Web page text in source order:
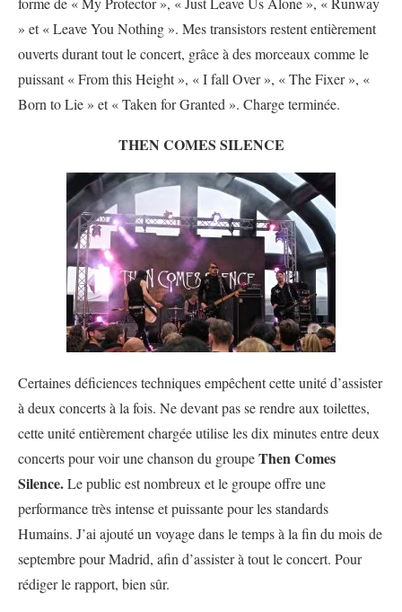
» et « Leave You Nothing ». Mes transistors restent entièrement
ouverts durant tout le concert, grâce à des morceaux comme le
puissant « From this Height », « I fall Over », « The Fixer », «
Born to Lie » et « Taken for Granted ». Charge terminée.
THEN COMES SILENCE
Certaines déficiences techniques empêchent cette unité d’assister
à deux concerts à la fois. Ne devant pas se rendre aux toilettes,
cette unité entièrement chargée utilise les dix minutes entre deux
concerts pour voir une chanson du groupeThen Comes
Silence.Le public est nombreux et le groupe offre une
performance très intense et puissante pour les standards
Humains. J’ai ajouté un voyage dans le temps à la fin du mois de
septembre pour Madrid, afin d’assister à tout le concert. Pour
rédiger le rapport, bien sûr.